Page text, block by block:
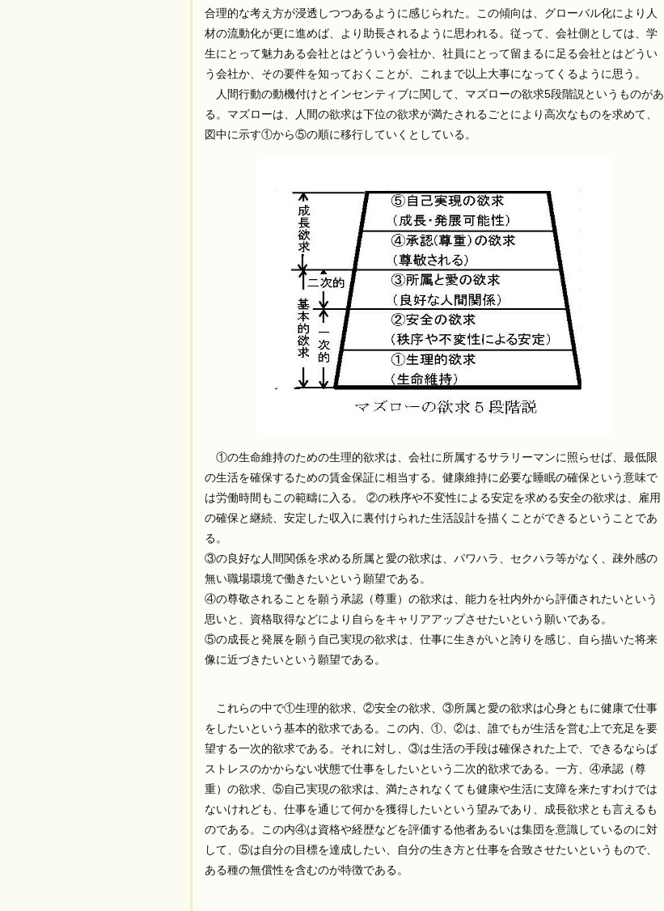
合理的な考え方が浸透しつつあるように感じられた。この傾向は、グローバル化により人
材の流動化が更に進めば、より助長されるように思われる。従って、会社側としては、学
生にとって魅力ある会社とはどういう会社か、社員にとって留まるに足る会社とはどうい
う会社か、その要件を知っておくことが、これまで以上大事になってくるように思う。
人間行動の動機付けとインセンティブに関して、マズローの欲求5段階説というものがあ
る。マズローは、人間の欲求は下位の欲求が満たされるごとにより高次なものを求めて、
図中に示す①から⑤の順に移行していくとしている。
①の生命維持のための生理的欲求は、会社に所属するサラリーマンに照らせば、最低限
の生活を確保するための賃金保証に相当する。健康維持に必要な睡眠の確保という意味で
は労働時間もこの範疇に入る。 ②の秩序や不変性による安定を求める安全の欲求は、雇用
の確保と継続、安定した収入に裏付けられた生活設計を描くことができるということであ
る。
③の良好な人間関係を求める所属と愛の欲求は、パワハラ、セクハラ等がなく、疎外感の
無い職場環境で働きたいという願望である。
④の尊敬されることを願う承認（尊重）の欲求は、能力を社内外から評価されたいという
思いと、資格取得などにより自らをキャリアアップさせたいという願いである。
⑤の成長と発展を願う自己実現の欲求は、仕事に生きがいと誇りを感じ、自ら描いた将来
像に近づきたいという願望である。
これらの中で①生理的欲求、②安全の欲求、③所属と愛の欲求は心身ともに健康で仕事
をしたいという基本的欲求である。この内、①、②は、誰でもが生活を営む上で充足を要
望する一次的欲求である。それに対し、③は生活の手段は確保された上で、できるならば
ストレスのかからない状態で仕事をしたいという二次的欲求である。一方、④承認（尊
重）の欲求、⑤自己実現の欲求は、満たされなくても健康や生活に支障を来たすわけでは
ないけれども、仕事を通じて何かを獲得したいという望みであり、成長欲求とも言えるも
のである。この内④は資格や経歴などを評価する他者あるいは集団を意識しているのに対
して、⑤は自分の目標を達成したい、自分の生き方と仕事を合致させたいというもので、
ある種の無償性を含むのが特徴である。